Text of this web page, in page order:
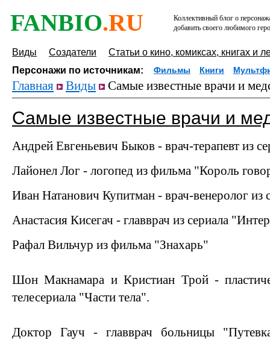
FANBIO.RU
Коллективный блог о
добавить своего любимого
Виды Создатели
Статьи о кино, комиксах, книгах и
Персонажи по источникам:
Фильмы Книги
Главная Виды Самые известные врачи и
Самые известные врачи и
Андрей Евгеньевич Быков - врач-терапевт из
Лайонел Лог - логопед из фильма "Король
Иван Натанович Купитман - врач-венеролог из
Анастасия Кисегач - главврач из сериала
Рафал Вильчур из фильма "Знахарь"
Шон Макнамара и Кристиан Трой -
телесериала "Части тела".
Доктор Гауч - главврач больницы